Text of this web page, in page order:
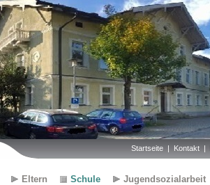
Startseite Kontakt
Eltern Schule Jugendsozialarbeit